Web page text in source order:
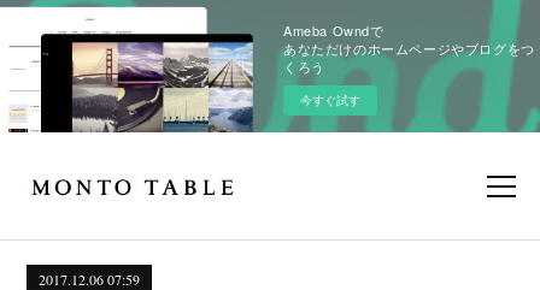
Ameba Owndで
あなただけのホームページやブログをつ
くろう
今すぐ試す
2017.12.06 07:59